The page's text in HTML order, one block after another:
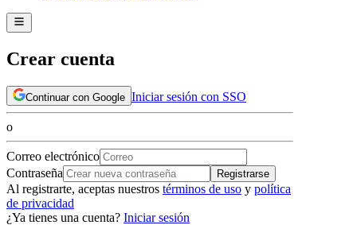
Crear cuenta
Continuar con Google Iniciar sesión con SSO
o
Correo electrónico
Contraseña
Registrarse
Al registrarte, aceptas nuestros términos de uso y política
de privacidad
¿Ya tienes una cuenta? Iniciar sesión